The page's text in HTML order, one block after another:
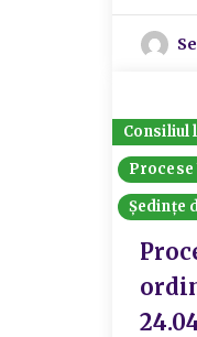
Consiliul
Procese
Ședințe